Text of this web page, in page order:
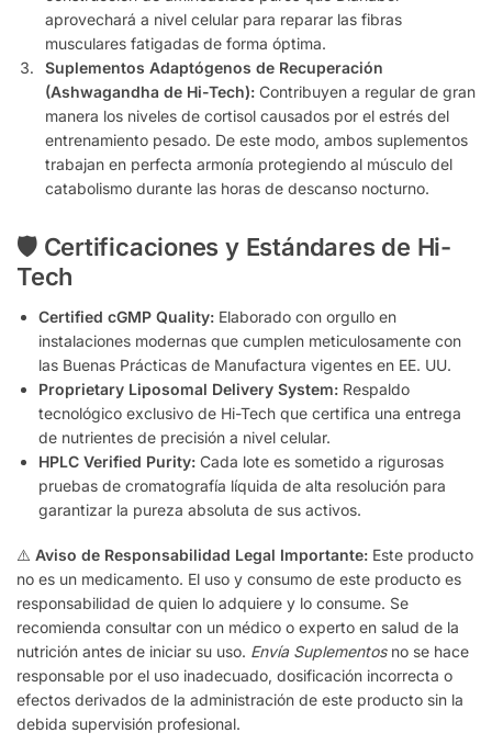
aprovechará a nivel celular para reparar las fibras
musculares fatigadas de forma óptima.
Suplementos Adaptógenos de Recuperación
(Ashwagandha de Hi-Tech): Contribuyen a regular de gran
manera los niveles de cortisol causados por el estrés del
entrenamiento pesado. De este modo, ambos suplementos
trabajan en perfecta armonía protegiendo al músculo del
catabolismo durante las horas de descanso nocturno.
🛡️ Certificaciones y Estándares de Hi-
Tech
Certified cGMP Quality: Elaborado con orgullo en
instalaciones modernas que cumplen meticulosamente con
las Buenas Prácticas de Manufactura vigentes en EE. UU.
Proprietary Liposomal Delivery System: Respaldo
tecnológico exclusivo de Hi-Tech que certifica una entrega
de nutrientes de precisión a nivel celular.
HPLC Verified Purity: Cada lote es sometido a rigurosas
pruebas de cromatografía líquida de alta resolución para
garantizar la pureza absoluta de sus activos.
⚠️ Aviso de Responsabilidad Legal Importante: Este producto
no es un medicamento. El uso y consumo de este producto es
responsabilidad de quien lo adquiere y lo consume. Se
recomienda consultar con un médico o experto en salud de la
nutrición antes de iniciar su uso. Envía Suplementosno se hace
responsable por el uso inadecuado, dosificación incorrecta o
efectos derivados de la administración de este producto sin la
debida supervisión profesional.